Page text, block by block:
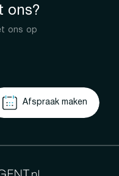
ons?
ons op
Afspraak maken